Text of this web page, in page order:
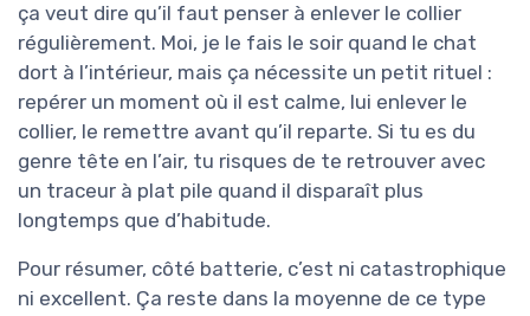
ça veut dire qu’il faut penser à enlever le collier
régulièrement. Moi, je le fais le soir quand le chat
dort à l’intérieur, mais ça nécessite un petit rituel :
repérer un moment où il est calme, lui enlever le
collier, le remettre avant qu’il reparte. Si tu es du
genre tête en l’air, tu risques de te retrouver avec
un traceur à plat pile quand il disparaît plus
longtemps que d’habitude.
Pour résumer, côté batterie, c’est ni catastrophique
ni excellent. Ça reste dans la moyenne de ce type